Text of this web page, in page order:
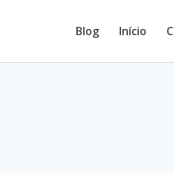
Blog Início